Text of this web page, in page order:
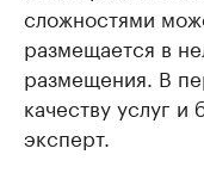
сложностями
размещается в
размещения. В
качеству услуг
эксперт.